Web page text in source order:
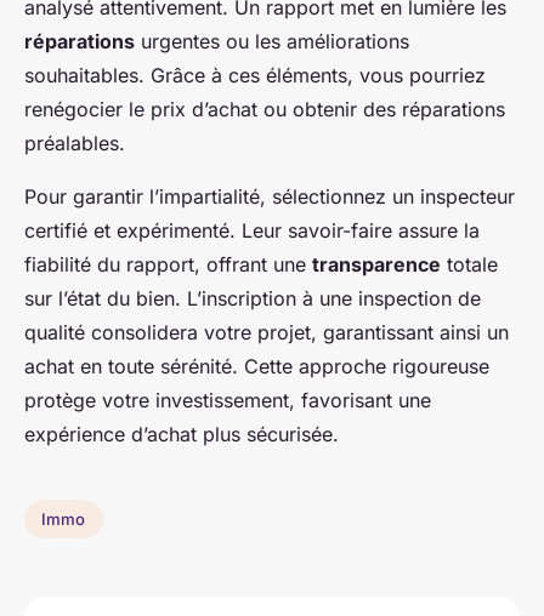
analysé attentivement. Un rapport met en lumière les
réparations urgentes ou les améliorations
souhaitables. Grâce à ces éléments, vous pourriez
renégocier le prix d’achat ou obtenir des réparations
préalables.
Pour garantir l’impartialité, sélectionnez un inspecteur
certifié et expérimenté. Leur savoir-faire assure la
fiabilité du rapport, offrant une transparence totale
sur l’état du bien. L’inscription à une inspection de
qualité consolidera votre projet, garantissant ainsi un
achat en toute sérénité. Cette approche rigoureuse
protège votre investissement, favorisant une
expérience d’achat plus sécurisée.
Immo